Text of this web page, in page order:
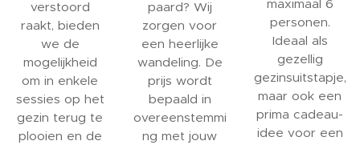
verstoord
raakt, bieden
we de
mogelijkheid
om in enkele
sessies op het
gezin terug te
plooien en de
paard? Wij
zorgen voor
een heerlijke
wandeling. De
prijs wordt
bepaald in
overeenstemmi
ng met jouw
maximaal 6
personen.
Ideaal als
gezellig
gezinsuitstapje,
maar ook een
prima cadeau-
idee voor een